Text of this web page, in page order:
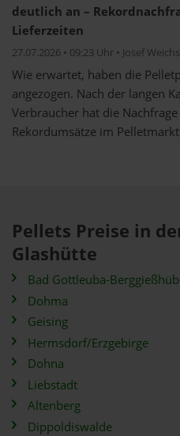
deutlich an –
Lieferzeiten
27.07.2026 • 09:23 Uhr • Josef
Wie erwartet, haben die
angezogen. Nach der langen
Verbraucher hat die
Rekordumsätze im
Pellets Preise in
Glashütte
Bad Gottleuba-
Dohma
Geising
Hermsdorf/Erzgebirge
Dohna
Liebstadt
Altenberg
Dippoldiswalde